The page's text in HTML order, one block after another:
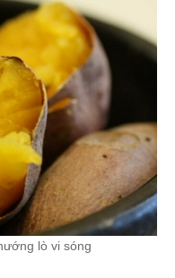
lò vi sóng